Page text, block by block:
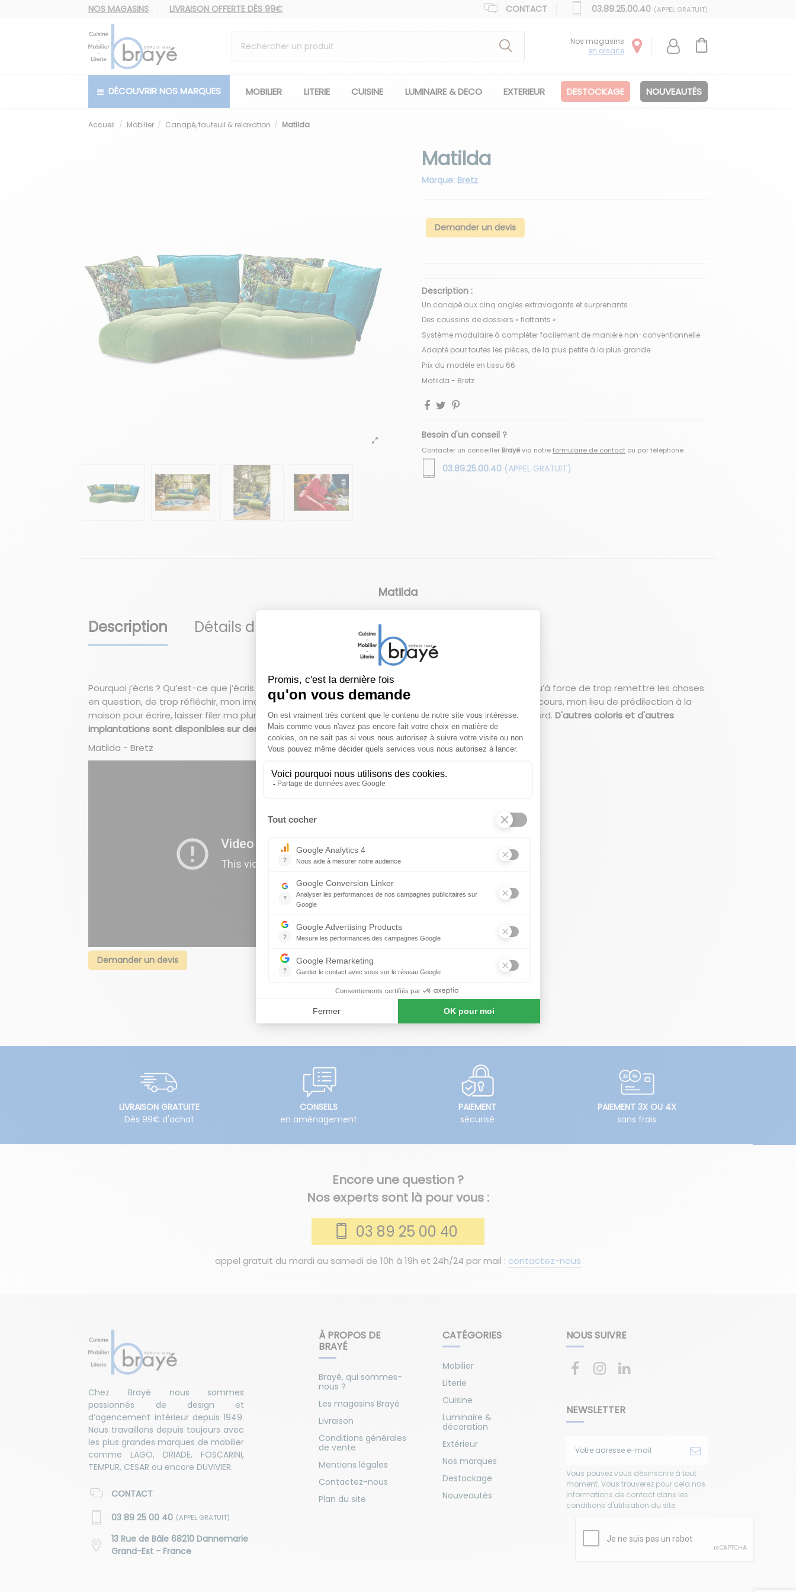
NOS MAGASINS LIVRAISON OFFERTE DÈS 99€ CONTACT 03.89.25.00.40 (APPEL GRATUIT)
Nos magasins
en alsace
DÉCOUVRIR NOS MARQUES MOBILIER LITERIE CUISINE LUMINAIRE & DECO EXTERIEUR DESTOCKAGE NOUVEAUTÉS
Accueil Mobilier Canapé, fauteuil & relaxation Matilda
Matilda
Marque: Bretz
Demander un devis
Description :
Un canapé aux cinq angles extravagants et surprenants
Des coussins de dossiers « flottants »
Système modulaire à compléter facilement de manière non-conventionnelle
Adapté pour toutes les pièces, de la plus petite à la plus grande
Prix du modèle en tissu 66
Matilda - Bretz
Besoin d'un conseil ?
Contacter un conseiller Brayévia notreformulaire de contact ou par téléphone
03.89.25.00.40 (APPEL GRATUIT)
Matilda
Description Détails du produit À propos de Bretz
Pourquoi j’écris ? Qu’est-ce que j’écris ? Qui s’en soucie ? Je suis devenue écrivain malgré moi, parce qu’à force de trop remettre les choses
en question, de trop réfléchir, mon imagination a fini par déborder complètement. Pour lui laisser libre cours, mon lieu de prédilection à la
maison pour écrire, laisser filer ma plume, c’est mon canapé, bien-sûr The pen is mightier than the sword. D'autres coloris et d'autres
implantations sont disponibles sur demande. Contactez-nous
Matilda - Bretz
Demander un devis
Encore une question ?
Nos experts sont là pour vous :
03 89 25 00 40
appel gratuit du mardi au samedi de 10h à 19h et 24h/24 par mail : contactez-nous
LIVRAISON GRATUITE
Dès 99€ d'achat
CONSEILS
en aménagement
PAIEMENT
sécurisé
PAIEMENT 3X OU 4X
sans frais
À PROPOS DE
BRAYÉ
Brayé, qui sommes-
nous ?
Les magasins Brayé
Livraison
Conditions générales
de vente
Mentions légales
Contactez-nous
Plan du site
CATÉGORIES
Mobilier
Literie
Cuisine
Luminaire &
décoration
Extérieur
Nos marques
Destockage
Nouveautés
Chez Brayé nous sommes
passionnés de design et
d’agencement intérieur depuis 1949.
Nous travaillons depuis toujours avec
les plus grandes marques de mobilier
comme LAGO, DRIADE, FOSCARINI,
TEMPUR, CESAR ou encore DUVIVIER.
CONTACT
03 89 25 00 40 (APPEL GRATUIT)
13 Rue de Bâle 68210 Dannemarie
Grand-Est - France
NOUS SUIVRE
NEWSLETTER
Vous pouvez vous désinscrire à tout
moment. Vous trouverez pour cela nos
informations de contact dans les
conditions d'utilisation du site.